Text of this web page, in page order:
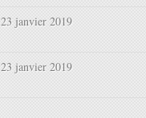
23 janvier 2019
23 janvier 2019